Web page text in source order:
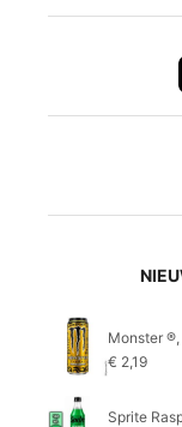
Monster
€ 2,19
Sprite